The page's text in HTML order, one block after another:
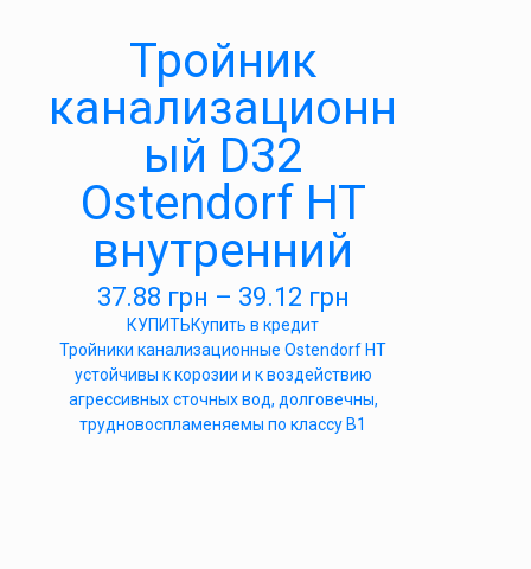
Тройник
канализационн
ый D32
Ostendorf HT
внутренний
37.88 грн – 39.12 грн
КУПИТЬКупить в кредит
Тройники канализационные Ostendorf HT
устойчивы к корозии и к воздействию
агрессивных сточных вод, долговечны,
трудновоспламеняемы по классу B1